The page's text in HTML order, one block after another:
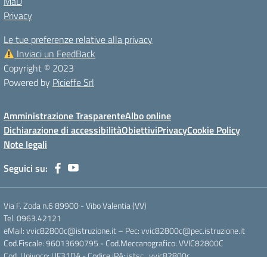
Privacy
Le tue preferenze relative alla privacy
Inviaci un FeedBack
Copyright © 2023
Powered by Picieffe Srl
Amministrazione TrasparenteAlbo online
Dichiarazione di accessibilitàObiettiviPrivacyCookie Policy
Note legali
Seguici su:
Via F. Zoda n.6 89900 - Vibo Valentia (VV)
Tel. 0963.42121
eMail: vvic82800c@istruzione.it – Pec: vvic82800c@pec.istruzione.it
Cod.Fiscale: 96013690795 - Cod.Meccanografico: VVIC82800C